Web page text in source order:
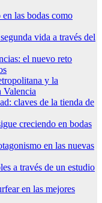
las bodas como
vida a través del
el nuevo reto
y la
Valencia
claves de la tienda de
creciendo en bodas
en las nuevas
a través de un estudio
en las mejores